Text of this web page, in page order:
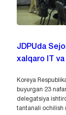
JDPUda
xalqaro IT
Koreya
buyurgan 23
delegatsiya
tantanali ochilish